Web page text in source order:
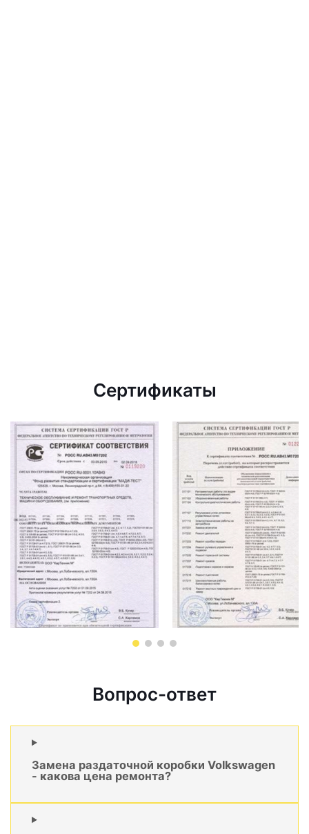
Сертификаты
Вопрос-ответ
Замена раздаточной коробки Volkswagen
- какова цена ремонта?